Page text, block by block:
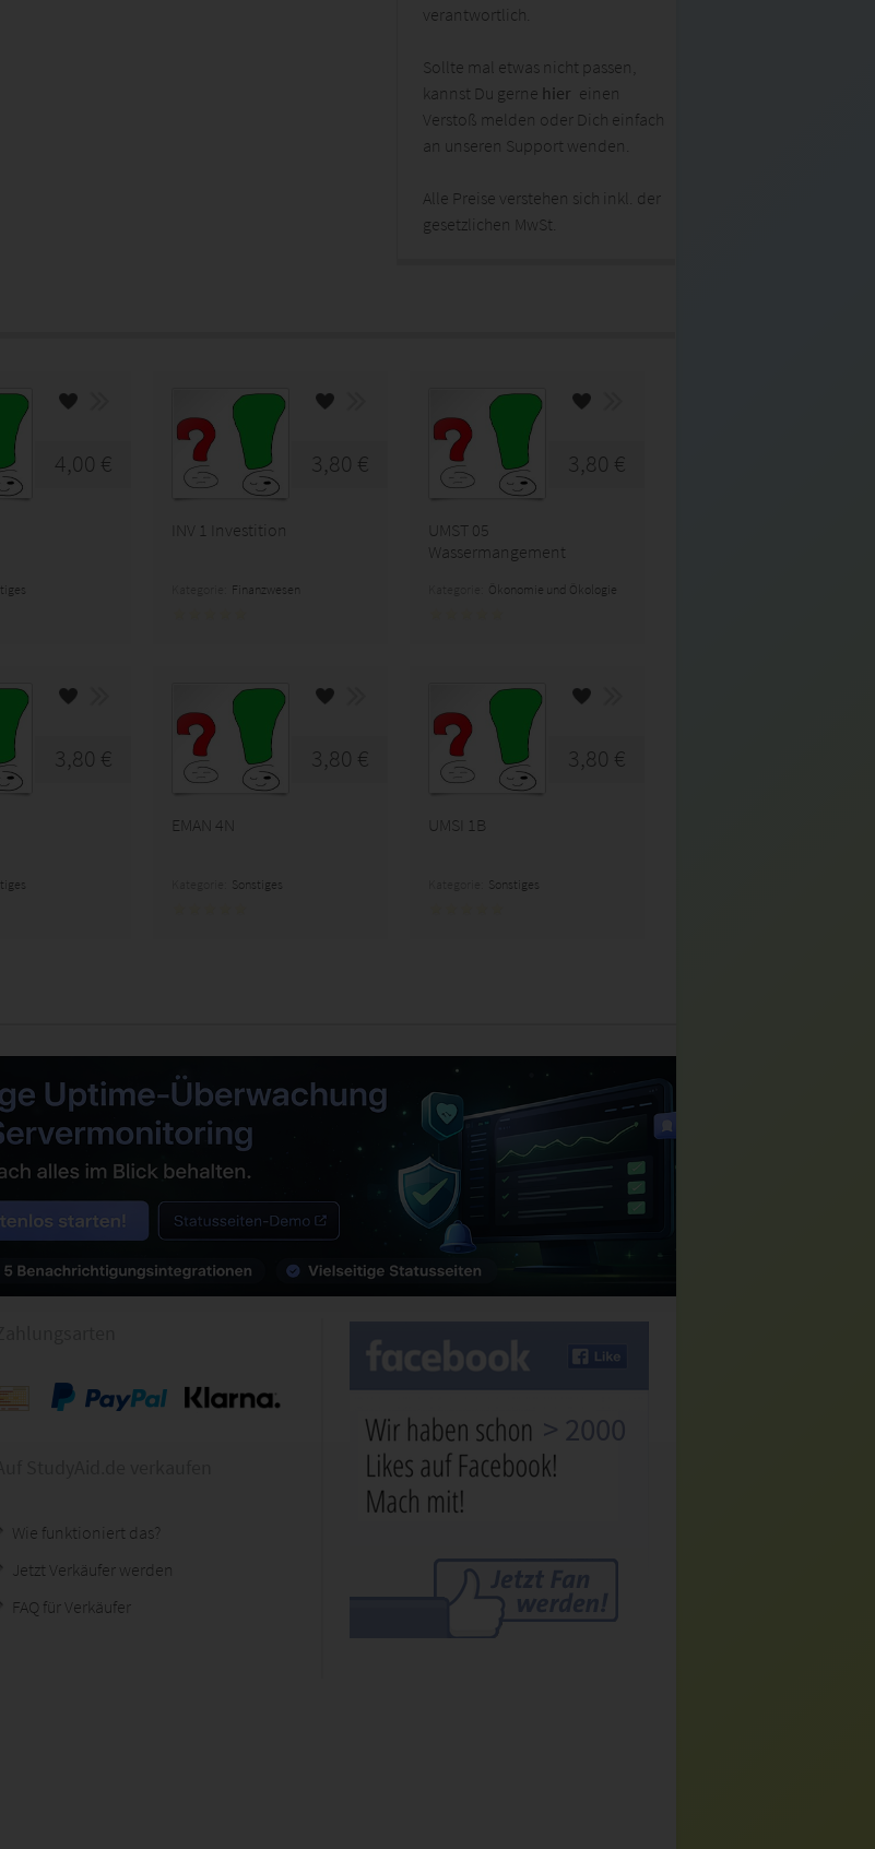
verantwortlich.
Sollte mal etwas nicht passen,
kannst Du gerne hier einen
Verstoß melden oder Dich einfach
an unseren Support wenden.
Alle Preise verstehen sich inkl. der
gesetzlichen MwSt.
4,00 € 3,80 €
INV 1 Investition
Finanzwesen
3,80 €
UMST 05
Wassermangement
Ökonomie und Ökologie
3,80 € 3,80 €
EMAN 4N
Sonstiges
3,80 €
UMSI 1B
Sonstiges
Wie funktioniert das?
Jetzt Verkäufer werden
FAQ für Verkäufer
> 2000